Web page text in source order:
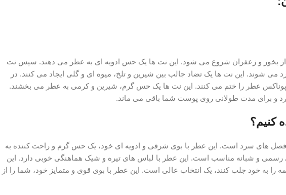
از بخور و زعفران شروع می شود. این نت ها یک حس ادویه ای به عطر می دهند. سپس نت
شوند. این نت ها یک تضاد جالب بین شیرین و تلخ، میوه ای و گلی ایجاد می کنند. در
عطر را ختم می کنند. این نت ها یک حس گرم، شیرین و کرمی به عطر می بخشند.
و برای مدت طولانی روی پوست شما باقی می ماند.
کنیم؟
های سرد است. این عطر با بوی شرقی و ادویه ای خود، یک حس گرم و راحت کننده به
و شبانه مناسب است. این عطر با لباس های تیره و شیک هماهنگی خوبی دارد. این
را به خود جلب کنند، یک انتخاب عالی است. این عطر با بوی قوی و متمایز خود، شما را از